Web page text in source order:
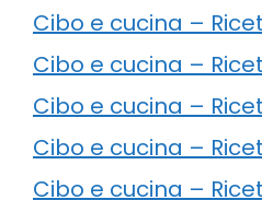
Cibo e cucina –
Cibo e cucina –
Cibo e cucina –
Cibo e cucina –
Cibo e cucina –